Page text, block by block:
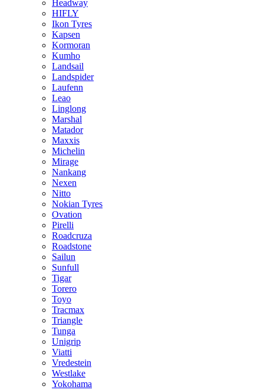
Headway
HIFLY
Ikon Tyres
Kapsen
Kormoran
Kumho
Landsail
Landspider
Laufenn
Leao
Linglong
Marshal
Matador
Maxxis
Michelin
Mirage
Nankang
Nexen
Nitto
Nokian Tyres
Ovation
Pirelli
Roadcruza
Roadstone
Sailun
Sunfull
Tigar
Torero
Toyo
Tracmax
Triangle
Tunga
Unigrip
Viatti
Vredestein
Westlake
Yokohama